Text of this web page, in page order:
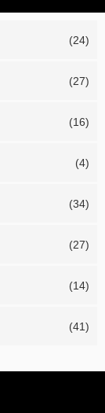
(24)
(27)
(16)
(4)
(34)
(27)
(14)
(41)